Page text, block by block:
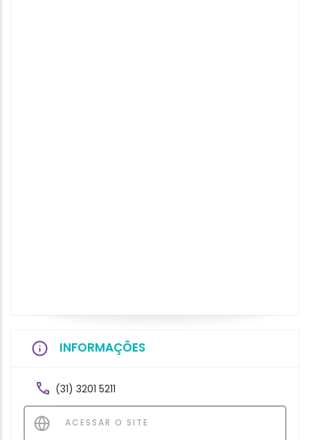
INFORMAÇÕES
(31) 3201 5211
ACESSAR O SITE